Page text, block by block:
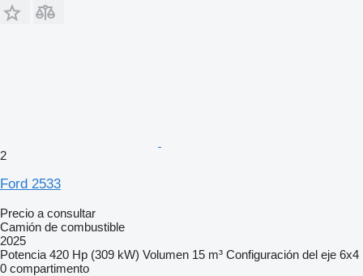
2
Ford 2533
Precio a consultar
Camión de combustible
2025
Potencia 420 Hp (309 kW) Volumen 15 m³ Configuración del eje 6x4
0 compartimento